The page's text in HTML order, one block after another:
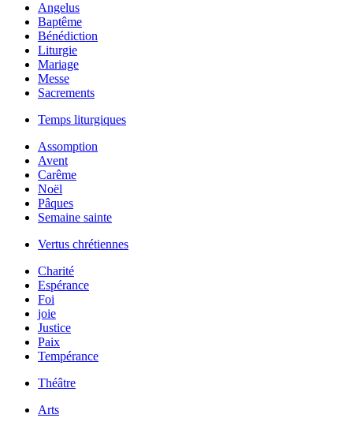
Angelus
Baptême
Bénédiction
Liturgie
Mariage
Messe
Sacrements
Temps liturgiques
Assomption
Avent
Carême
Noël
Pâques
Semaine sainte
Vertus chrétiennes
Charité
Espérance
Foi
joie
Justice
Paix
Tempérance
Théâtre
Arts